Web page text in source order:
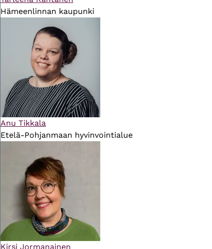
Hämeenlinnan kaupunki
Anu Tikkala
Etelä-Pohjanmaan hyvinvointialue
Kirsi Jormanainen